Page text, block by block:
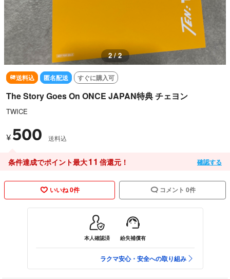
1 / 2
送料込 匿名配送 すぐに購入可
The Story Goes On ONCE JAPAN特典 チェヨン
TWICE
¥ 500 送料込
条件達成でポイント最大11 倍還元！ 確認する
いいね 0件 コメント 0件
本人確認済 紛失補償有
ラクマ安心・安全への取り組み